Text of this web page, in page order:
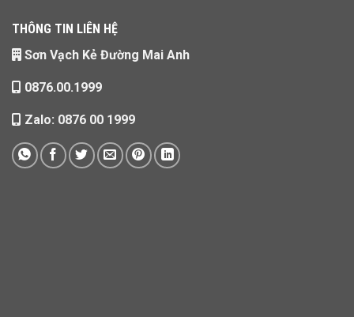
THÔNG TIN LIÊN HỆ
Sơn Vạch Kẻ Đường Mai Anh
0876.00.1999
Zalo: 0876 00 1999